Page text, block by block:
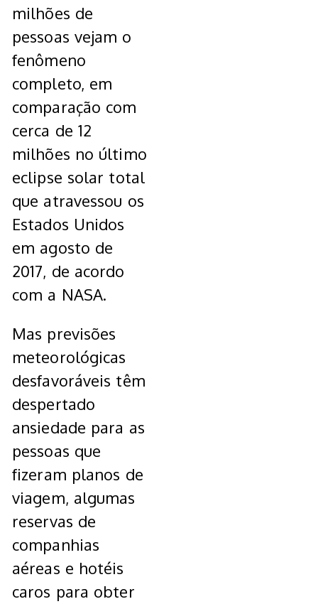
milhões de
pessoas vejam o
fenômeno
completo, em
comparação com
cerca de 12
milhões no último
eclipse solar total
que atravessou os
Estados Unidos
em agosto de
2017, de acordo
com a NASA.
Mas previsões
meteorológicas
desfavoráveis têm
despertado
ansiedade para as
pessoas que
fizeram planos de
viagem, algumas
reservas de
companhias
aéreas e hotéis
caros para obter